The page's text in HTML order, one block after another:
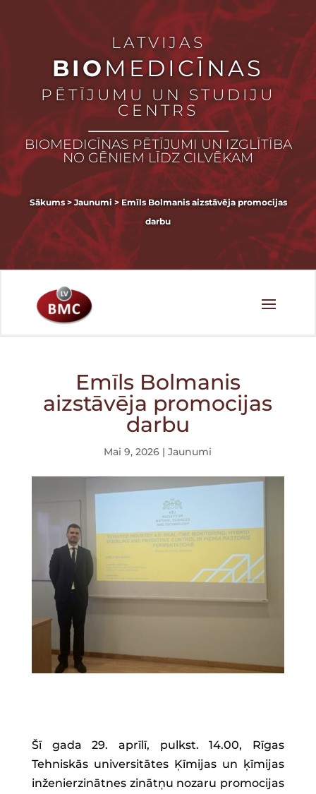
LATVIJAS
BIOMEDICĪNAS
PĒTĪJUMU UN STUDIJU
CENTRS
BIOMEDICĪNAS PĒTĪJUMI UN IZGLĪTĪBA
NO GĒNIEM LĪDZ CILVĒKAM
Sākums>Jaunumi > Emīls Bolmanis aizstāvēja promocijas
darbu
Emīls Bolmanis
aizstāvēja promocijas
darbu
Mai 9, 2026 |Jaunumi
Šī gada 29. aprīlī, pulkst. 14.00, Rīgas
Tehniskās universitātes Ķīmijas un ķīmijas
inženierzinātnes zinātņu nozaru promocijas